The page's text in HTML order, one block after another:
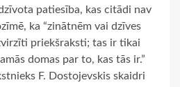
patiesība, kas citādi nav
ka “zinātnēm vai dzīves
priekšraksti; tas ir tikai
domas par to, kas tās ir.”
F. Dostojevskis skaidri